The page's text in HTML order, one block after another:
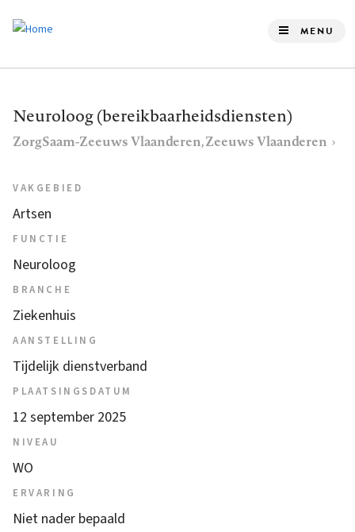
de
gaan
MENU
Neuroloog (bereikbaarheidsdiensten)
ZorgSaam-Zeeuws Vlaanderen, Zeeuws Vlaanderen
VAKGEBIED
Artsen
FUNCTIE
Neuroloog
BRANCHE
Ziekenhuis
AANSTELLING
Tijdelijk dienstverband
PLAATSINGSDATUM
12 september 2025
NIVEAU
WO
ERVARING
Niet nader bepaald